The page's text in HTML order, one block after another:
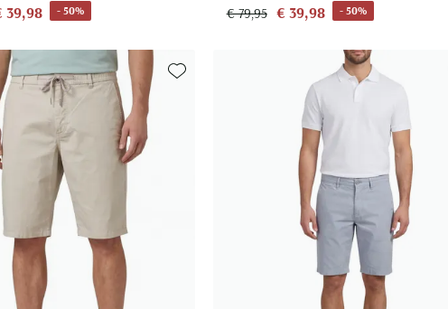
39,98 - 50%
€ 79,95 € 39,98 - 50%
Toevoegen aan favorieten